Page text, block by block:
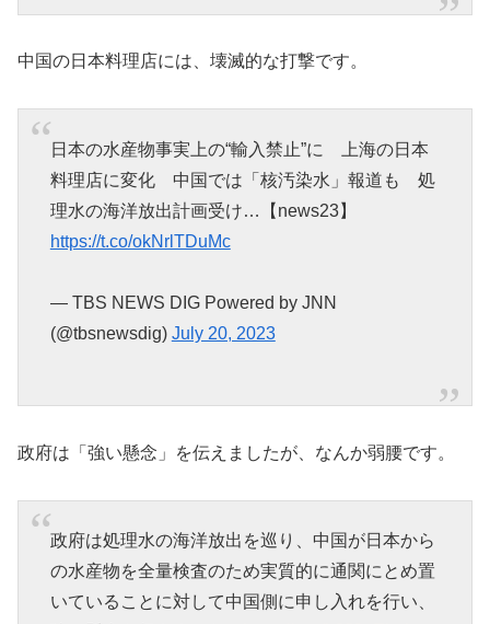
中国の日本料理店には、壊滅的な打撃です。
日本の水産物事実上の“輸入禁止”に 上海の日本
料理店に変化 中国では「核汚染水」報道も 処
理水の海洋放出計画受け…【news23】
https://t.co/okNrlTDuMc
— TBS NEWS DIG Powered by JNN
(@tbsnewsdig) July 20, 2023
政府は「強い懸念」を伝えましたが、なんか弱腰です。
政府は処理水の海洋放出を巡り、中国が日本から
の水産物を全量検査のため実質的に通関にとめ置
いていることに対して中国側に申し入れを行い、